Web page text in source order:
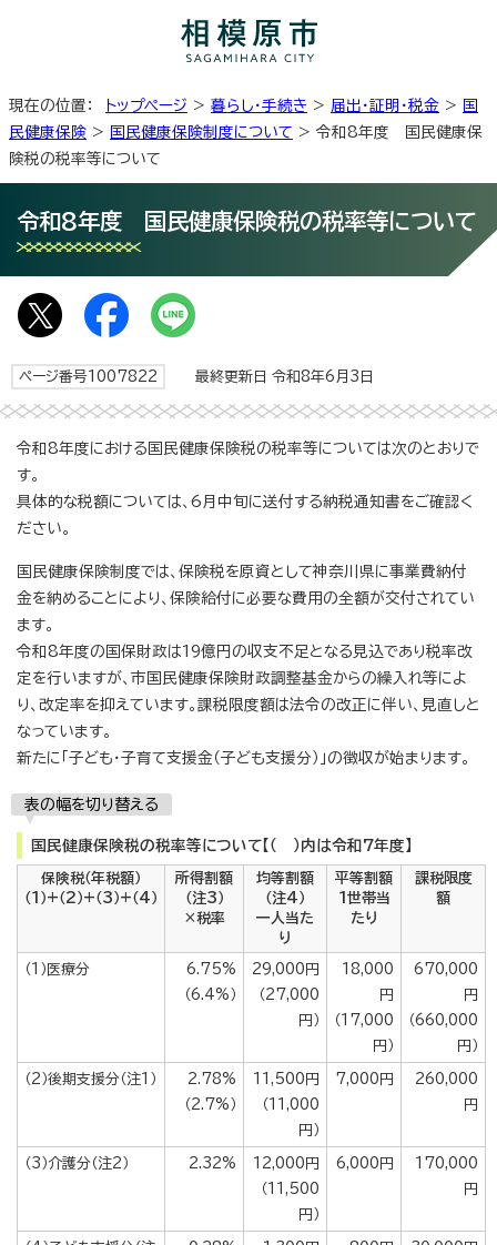
現在の位置： トップページ > 暮らし・手続き > 届出・証明・税金 > 国
民健康保険 > 国民健康保険制度について > 令和8年度 国民健康保
険税の税率等について
令和8年度 国民健康保険税の税率等について
ページ番号1007822 最終更新日 令和8年6月3日
令和8年度における国民健康保険税の税率等については次のとおりで
す。
具体的な税額については、6月中旬に送付する納税通知書をご確認く
ださい。
国民健康保険制度では、保険税を原資として神奈川県に事業費納付
金を納めることにより、保険給付に必要な費用の全額が交付されてい
ます。
令和8年度の国保財政は19億円の収支不足となる見込であり税率改
定を行いますが、市国民健康保険財政調整基金からの繰入れ等によ
り、改定率を抑えています。課税限度額は法令の改正に伴い、見直しと
なっています。
新たに「子ども・子育て支援金（子ども支援分）」の徴収が始まります。
表の幅を切り替える
国民健康保険税の税率等について【（ ）内は令和7年度】
保険税（年税額）
（1）+（2）+（3）+（4）
所得割額
（注3）
×税率
均等割額
（注4）
一人当た
り
平等割額
1世帯当
たり
課税限度
額
（1）医療分
6.75%
（6.4%）
29,000円
（27,000
円）
18,000
円
（17,000
円）
670,000
円
（660,000
円）
（2）後期支援分（注1）
2.78%
（2.7%）
11,500円
（11,000
円）
7,000円
260,000
円
（3）介護分（注2） 2.32%
12,000円
（11,500
円）
6,000円
170,000
円